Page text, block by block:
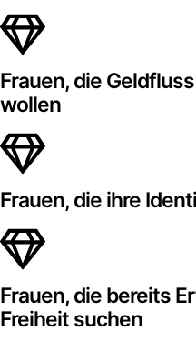
Frauen, die
wollen
Frauen, die ihre
Frauen, die bereits
Freiheit suchen